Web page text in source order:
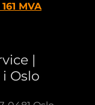
MVA
|
Oslo